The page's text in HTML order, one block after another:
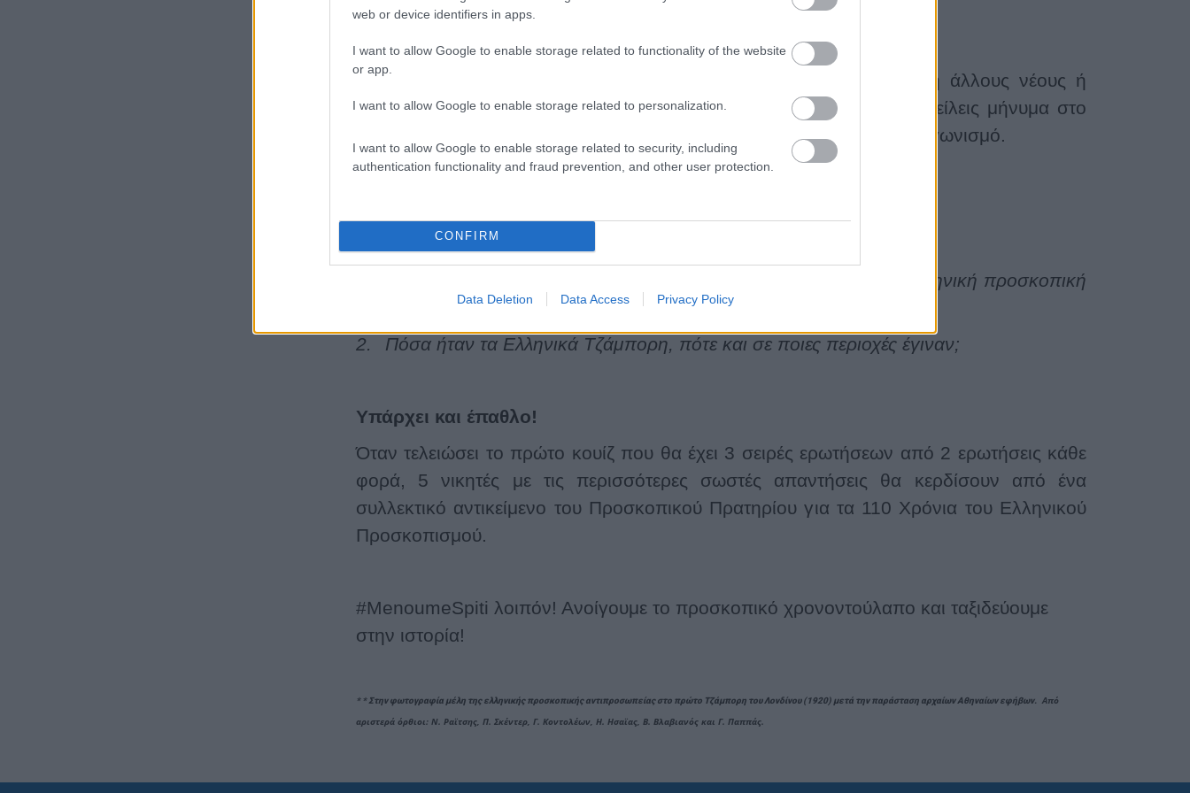
web or device identifiers in apps.
I want to allow Google to enable storage related to functionality of the website
or app.
I want to allow Google to enable storage related to personalization.
I want to allow Google to enable storage related to security, including
authentication functionality and fraud prevention, and other user protection.
CONFIRM
Data Deletion Data Access Privacy Policy
χιλιάδες έγγραφα που υπάρχουν στοΨηφιακό Αρχείο Εγγράφων
Αν δυσκολευτείς, σίγουρα μπορείς να ρωτήσεις τον Αρχηγό σου ή άλλους νέους ή
παλιούς προσκόπους για να σε βοηθήσουν. Επίσης, μπορείς να στείλεις μήνυμα στο
Ιστορικό Αρχείο για να σε οδηγήσουμε πώς πρέπει να παίξεις στο διαγωνισμό.
Σε ποια και σε πόσα Παγκόσμια Τζάμπορη που συμμετείχε η ελληνική προσκοπική
αποστολή υπάρχει έστω και μία φωτογραφία στην Εικονοθήκη;
2.
Πόσα ήταν τα Ελληνικά Τζάμπορη, πότε και σε ποιες περιοχές έγιναν;
Υπάρχει και έπαθλο!
Όταν τελειώσει το πρώτο κουίζ που θα έχει 3 σειρές ερωτήσεων από 2 ερωτήσεις κάθε
φορά, 5 νικητές με τις περισσότερες σωστές απαντήσεις θα κερδίσουν από ένα
συλλεκτικό αντικείμενο του Προσκοπικού Πρατηρίου για τα 110 Χρόνια του Ελληνικού
Προσκοπισμού.
#MenoumeSpiti λοιπόν! Ανοίγουμε το προσκοπικό χρονοντούλαπο και ταξιδεύουμε
στην ιστορία!
* * Στην φωτογραφία μέλη της ελληνικής προσκοπικής αντιπροσωπείας στο πρώτο Τζάμπορη του Λονδίνου (1920) μετά την παράσταση αρχαίων Αθηναίων εφήβων.
Από
αριστερά όρθιοι: Ν. Ραϊτσης, Π. Σκέντερ, Γ. Κοντολέων, Η. Ησαϊας, Β. Βλαβιανός και Γ. Παππάς.